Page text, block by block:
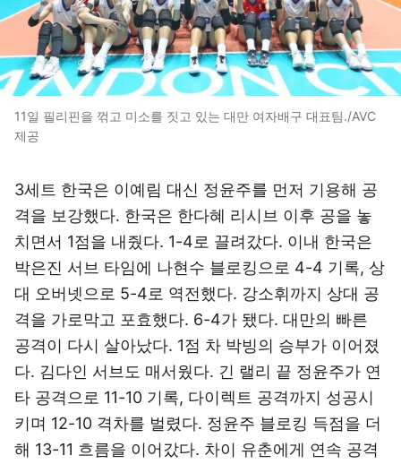
11일 필리핀을 꺾고 미소를 짓고 있는 대만 여자배구 대표팀./AVC
제공
3세트 한국은 이예림 대신 정윤주를 먼저 기용해 공
격을 보강했다. 한국은 한다혜 리시브 이후 공을 놓
치면서 1점을 내줬다. 1-4로 끌려갔다. 이내 한국은
박은진 서브 타임에 나현수 블로킹으로 4-4 기록, 상
대 오버넷으로 5-4로 역전했다. 강소휘까지 상대 공
격을 가로막고 포효했다. 6-4가 됐다. 대만의 빠른
공격이 다시 살아났다. 1점 차 박빙의 승부가 이어졌
다. 김다인 서브도 매서웠다. 긴 랠리 끝 정윤주가 연
타 공격으로 11-10 기록, 다이렉트 공격까지 성공시
키며 12-10 격차를 벌렸다. 정윤주 블로킹 득점을 더
해 13-11 흐름을 이어갔다. 차이 유춘에게 연속 공격